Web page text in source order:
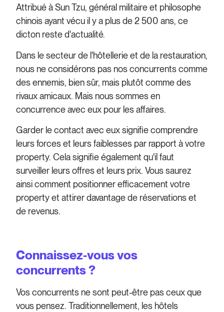
Attribué à Sun Tzu, général militaire et philosophe
chinois ayant vécu il y a plus de 2 500 ans, ce
dicton reste d'actualité.
Dans le secteur de l'hôtellerie et de la restauration,
nous ne considérons pas nos concurrents comme
des ennemis, bien sûr, mais plutôt comme des
rivaux amicaux. Mais nous sommes en
concurrence avec eux pour les affaires.
Garder le contact avec eux signifie comprendre
leurs forces et leurs faiblesses par rapport à votre
property. Cela signifie également qu'il faut
surveiller leurs offres et leurs prix. Vous saurez
ainsi comment positionner efficacement votre
property et attirer davantage de réservations et
de revenus.
Connaissez-vous vos
concurrents ?
Vos concurrents ne sont peut-être pas ceux que
vous pensez. Traditionnellement, les hôtels